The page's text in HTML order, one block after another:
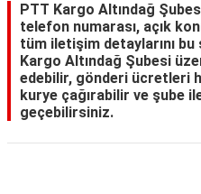
PTT Kargo Altındağ
telefon numarası, açık
tüm iletişim detaylarını
Kargo Altındağ Şubesi
edebilir, gönderi ücretleri
kurye çağırabilir ve şube
geçebilirsiniz.